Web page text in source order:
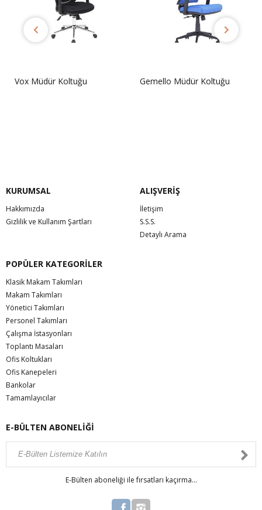
Vox Müdür Koltuğu Gemello Müdür Koltuğu
KURUMSAL
Hakkımızda
Gizlilik ve Kullanım Şartları
ALIŞVERİŞ
İletişim
S.S.S.
Detaylı Arama
POPÜLER KATEGORİLER
Klasik Makam Takımları
Makam Takımları
Yönetici Takımları
Personel Takımları
Çalışma İstasyonları
Toplantı Masaları
Ofis Koltukları
Ofis Kanepeleri
Bankolar
Tamamlayıcılar
E-BÜLTEN ABONELİĞİ
E-Bülten aboneliği ile fırsatları kaçırma...